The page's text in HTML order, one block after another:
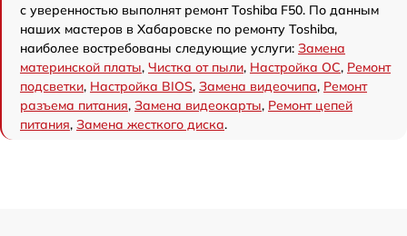
с уверенностью выполнят ремонт Toshiba F50. По данным
наших мастеров в Хабаровске по ремонту Toshiba,
наиболее востребованы следующие услуги: Замена
материнской платы, Чистка от пыли, Настройка ОС, Ремонт
подсветки, Настройка BIOS, Замена видеочипа, Ремонт
разъема питания, Замена видеокарты, Ремонт цепей
питания, Замена жесткого диска.